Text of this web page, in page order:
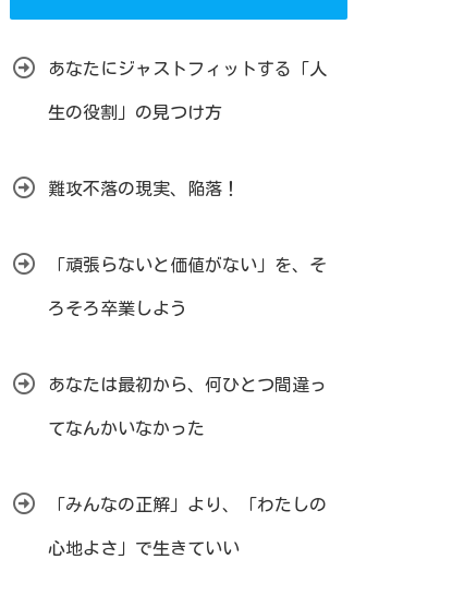
あなたにジャストフィットする「人
生の役割」の見つけ方
難攻不落の現実、陥落！
「頑張らないと価値がない」を、そ
ろそろ卒業しよう
あなたは最初から、何ひとつ間違っ
てなんかいなかった
「みんなの正解」より、「わたしの
心地よさ」で生きていい